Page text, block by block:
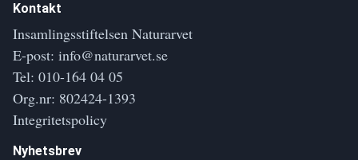
Kontakt
Insamlingsstiftelsen Naturarvet
E-post: info@naturarvet.se
Tel: 010-164 04 05
Org.nr: 802424-1393
Integritetspolicy
Nyhetsbrev